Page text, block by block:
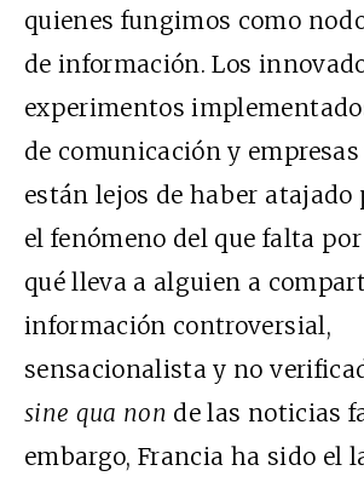
quienes fungimos como
de información. Los
experimentos
de comunicación y
están lejos de haber atajado
el fenómeno del que falta
qué lleva a alguien a
información controversial,
sensacionalista y no
sine qua non de las noticias
embargo, Francia ha sido el